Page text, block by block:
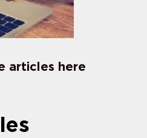
articles here